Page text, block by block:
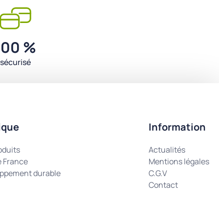
%
sécurisé
France
durable
Information
Actualités
Mentions légales
C.G.V
Contact